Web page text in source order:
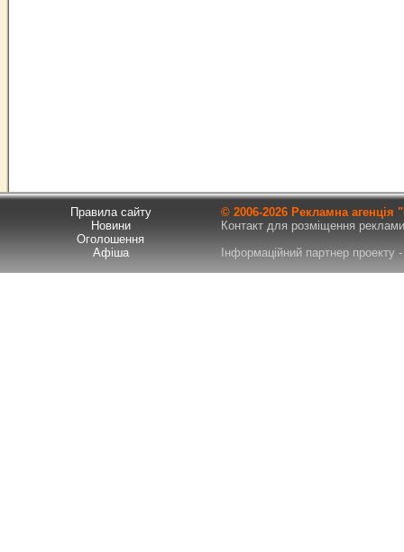
Правила сайту
Новини
Оголошення
Афіша
© 2006-2026 Рекламна
Контакт для розміщення
Інформаційний партнер проекту